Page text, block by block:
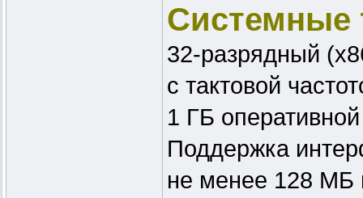
Системные
32-разрядный
с тактовой
1 ГБ
Поддержка
не менее 128 МБ